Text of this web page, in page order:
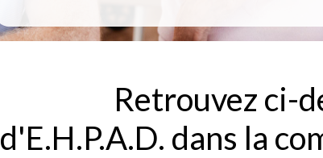
Retrouvez ci-
d'E.H.P.A.D. dans la